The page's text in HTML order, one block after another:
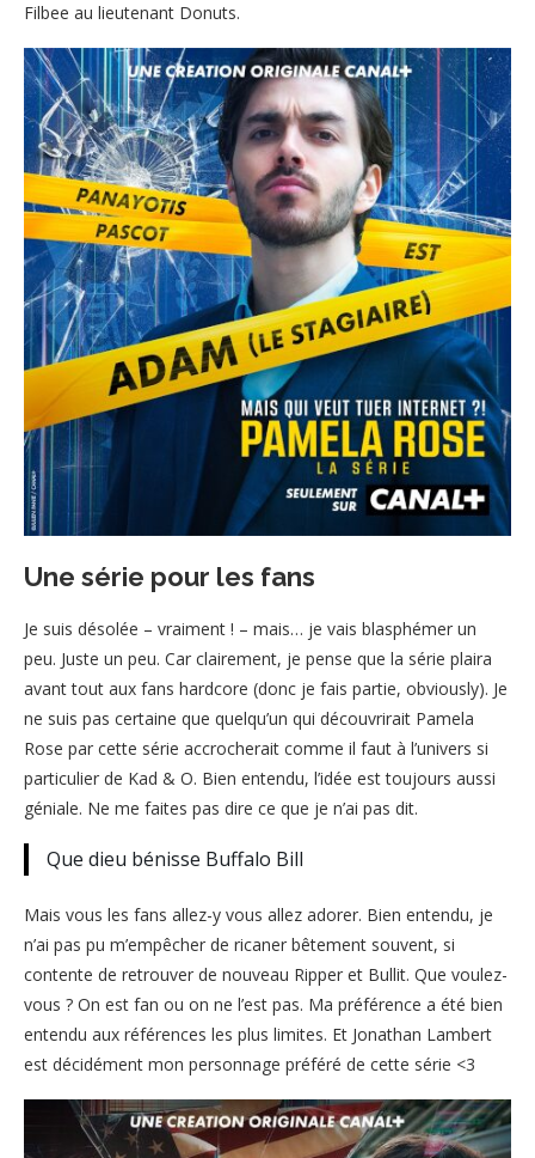
Filbee au lieutenant Donuts.
Une série pour les fans
Je suis désolée – vraiment ! – mais… je vais blasphémer un
peu. Juste un peu. Car clairement, je pense que la série plaira
avant tout aux fans hardcore (donc je fais partie, obviously). Je
ne suis pas certaine que quelqu’un qui découvrirait Pamela
Rose par cette série accrocherait comme il faut à l’univers si
particulier de Kad & O. Bien entendu, l’idée est toujours aussi
géniale. Ne me faites pas dire ce que je n’ai pas dit.
Que dieu bénisse Buffalo Bill
Mais vous les fans allez-y vous allez adorer. Bien entendu, je
n’ai pas pu m’empêcher de ricaner bêtement souvent, si
contente de retrouver de nouveau Ripper et Bullit. Que voulez-
vous ? On est fan ou on ne l’est pas. Ma préférence a été bien
entendu aux références les plus limites. Et Jonathan Lambert
est décidément mon personnage préféré de cette série <3